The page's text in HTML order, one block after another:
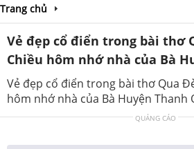
Trang chủ
Vẻ đẹp cổ điển trong bài thơ
Chiều hôm nhớ nhà của Bà
Vẻ đẹp cổ điển trong bài thơ Qua
hôm nhớ nhà của Bà Huyện Thanh
QUẢNG CÁO